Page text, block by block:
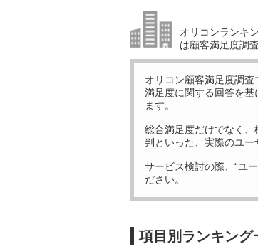
オリコンランキ
は顧客満足度調
オリコン顧客満足度調
満足度に関する回答を基
ます。
総合満足度だけでなく、
判といった、実際のユー
サービス検討の際、“ユ
ださい。
項目別ランキング